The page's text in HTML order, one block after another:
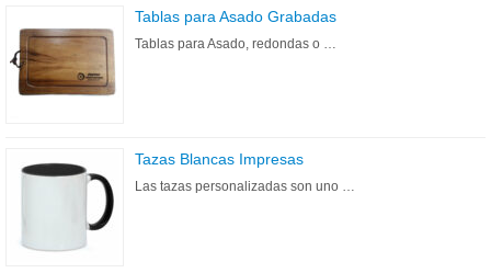
Tablas para Asado Grabadas
Tablas para Asado, redondas o …
Tazas Blancas Impresas
Las tazas personalizadas son uno …